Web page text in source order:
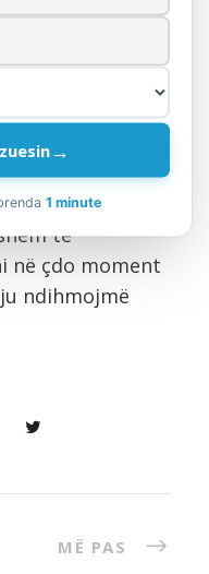
00 02.
e
dhe gjejmë
çdo
të
në çdo moment
ndihmojmë
MË PAS
→
1 minute